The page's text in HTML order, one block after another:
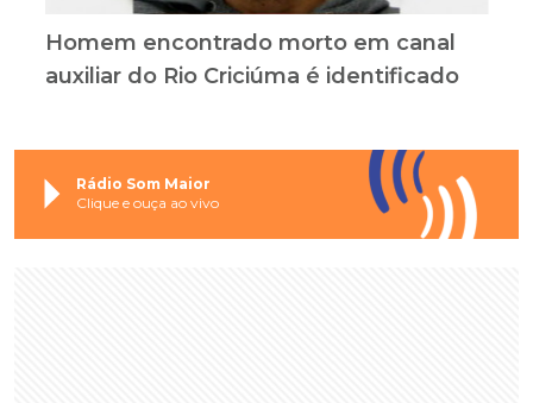
Homem encontrado morto em canal
auxiliar do Rio Criciúma é identificado
Rádio Som Maior
Clique e ouça ao vivo